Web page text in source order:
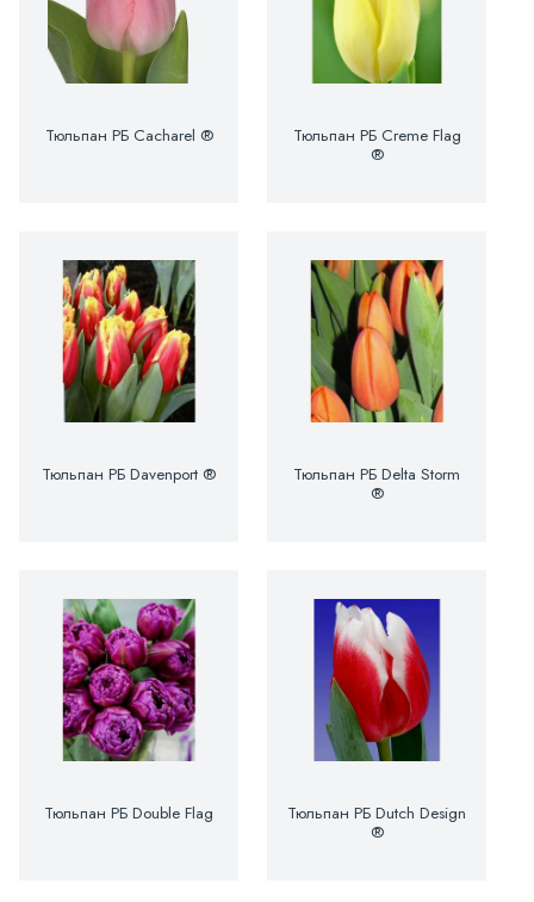
Тюльпан РБ Cacharel ®
Тюльпан РБ Creme Flag
®
Тюльпан РБ Davenport ®
Тюльпан РБ Delta Storm
®
Тюльпан РБ Double Flag
Тюльпан РБ Dutch Design
®